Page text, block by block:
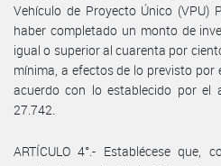
Vehículo de Proyecto Único (VPU)
haber completado un monto de
igual o superior al cuarenta por
mínima, a efectos de lo previsto
acuerdo con lo establecido por el
27.742.
ARTÍCULO 4°.- Establécese que,